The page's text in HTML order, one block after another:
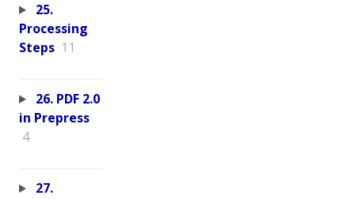
25.
Processing
Steps 11
26. PDF 2.0
in Prepress
4
27.